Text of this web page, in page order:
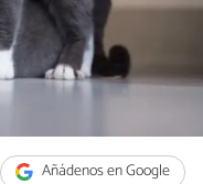
Añádenos en Google